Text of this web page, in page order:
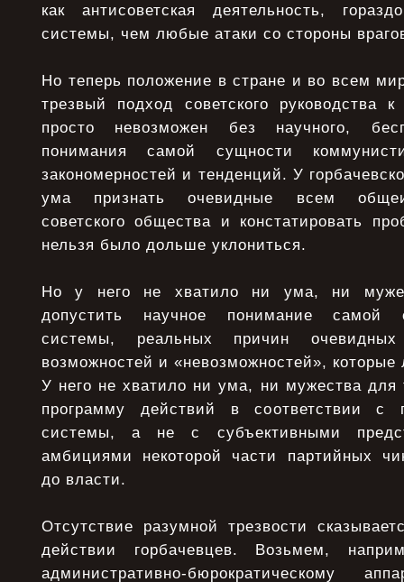
как антисоветская деятельность,
системы, чем любые атаки со стороны
Но теперь положение в стране и во всем
трезвый подход советского руководства
просто невозможен без научного,
понимания самой сущности
закономерностей и тенденций. У
ума признать очевидные всем
советского общества и констатировать
нельзя было дольше уклониться.
Но у него не хватило ни ума, ни
допустить научное понимание самой
системы, реальных причин
возможностей и «невозможностей»,
У него не хватило ни ума, ни мужества для
программу действий в соответствии с
системы, а не с субъективными
амбициями некоторой части партийных
до власти.
Отсутствие разумной трезвости
действии горбачевцев. Возьмем,
административно-бюрократическому